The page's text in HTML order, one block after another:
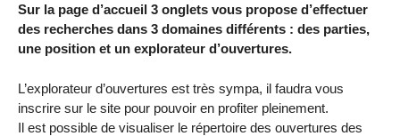
Sur la page d’accueil 3 onglets vous propose d’effectuer
des recherches dans 3 domaines différents : des parties,
une position et un explorateur d’ouvertures.
L’explorateur d’ouvertures est très sympa, il faudra vous
inscrire sur le site pour pouvoir en profiter pleinement.
Il est possible de visualiser le répertoire des ouvertures des